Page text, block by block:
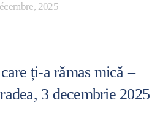
2025
ți-a rămas mică –
3 decembrie 2025